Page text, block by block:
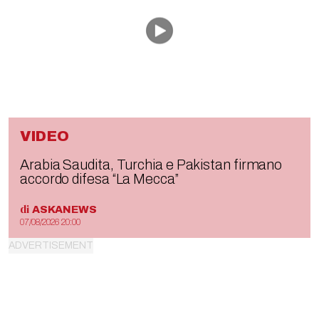
VIDEO
Arabia Saudita, Turchia e Pakistan firmano
accordo difesa “La Mecca”
di ASKANEWS
07/08/2026 20:00